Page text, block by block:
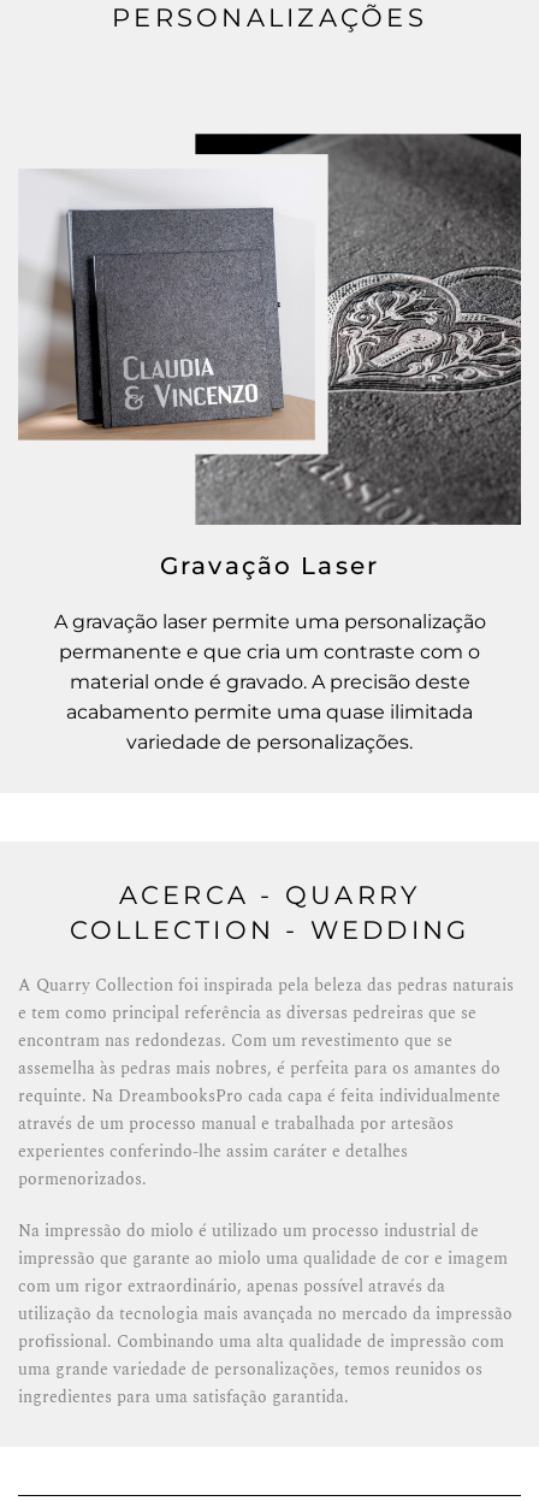
PERSONALIZAÇÕES
Gravação Laser
A gravação laser permite uma personalização
permanente e que cria um contraste com o
material onde é gravado. A precisão deste
acabamento permite uma quase ilimitada
variedade de personalizações.
ACERCA - QUARRY
COLLECTION - WEDDING
A Quarry Collection foi inspirada pela beleza das pedras naturais
e tem como principal referência as diversas pedreiras que se
encontram nas redondezas. Com um revestimento que se
assemelha às pedras mais nobres, é perfeita para os amantes do
requinte. Na DreambooksPro cada capa é feita individualmente
através de um processo manual e trabalhada por artesãos
experientes conferindo-lhe assim caráter e detalhes
pormenorizados.
Na impressão do miolo é utilizado um processo industrial de
impressão que garante ao miolo uma qualidade de cor e imagem
com um rigor extraordinário, apenas possível através da
utilização da tecnologia mais avançada no mercado da impressão
profissional. Combinando uma alta qualidade de impressão com
uma grande variedade de personalizações, temos reunidos os
ingredientes para uma satisfação garantida.